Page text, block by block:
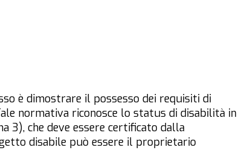
è dimostrare il possesso dei requisiti di
normativa riconosce lo status di disabilità in
3), che deve essere certificato dalla
disabile può essere il proprietario